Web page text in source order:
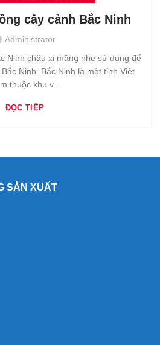
cây cảnh Bắc Ninh
Administrator
Ninh chậu xi măng nhẹ sử dụng để
Ninh. Bắc Ninh là một tỉnh Việt
thuộc khu v...
ĐỌC TIẾP
SẢN XUẤT